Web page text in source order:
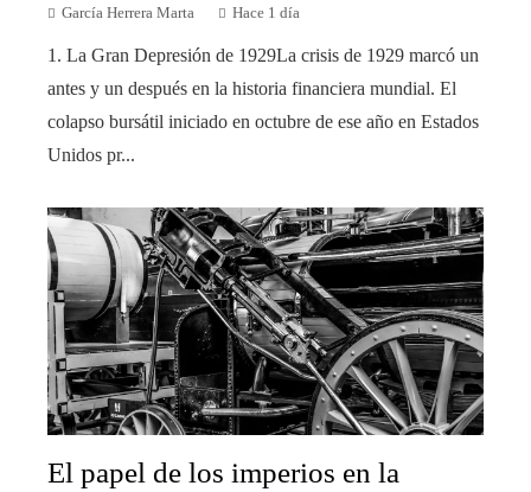
García Herrera Marta Hace 1 día
1. La Gran Depresión de 1929La crisis de 1929 marcó un
antes y un después en la historia financiera mundial. El
colapso bursátil iniciado en octubre de ese año en Estados
Unidos pr...
El papel de los imperios en la